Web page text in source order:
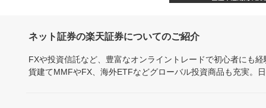
ネット証券の楽天証券についてのご紹介
FXや投資信託など、豊富なオンライントレードで初心者にも
貨建てMMFやFX、海外ETFなどグローバル投資商品も充実。